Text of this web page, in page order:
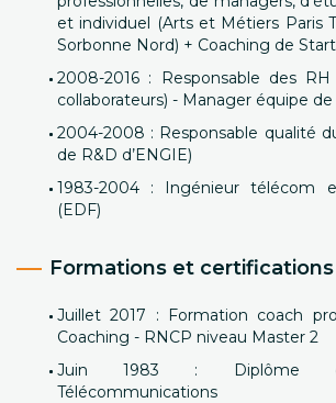
et individuel (Arts et Métiers Paris
Sorbonne Nord) + Coaching de
2008-2016 : Responsable des
collaborateurs) - Manager équipe de
2004-2008 : Responsable qualité
de R&D d’ENGIE)
1983-2004 : Ingénieur télécom
(EDF)
Formations et certifications
Juillet 2017 : Formation coach
Coaching - RNCP niveau Master 2
Juin 1983 : Diplôme
Télécommunications